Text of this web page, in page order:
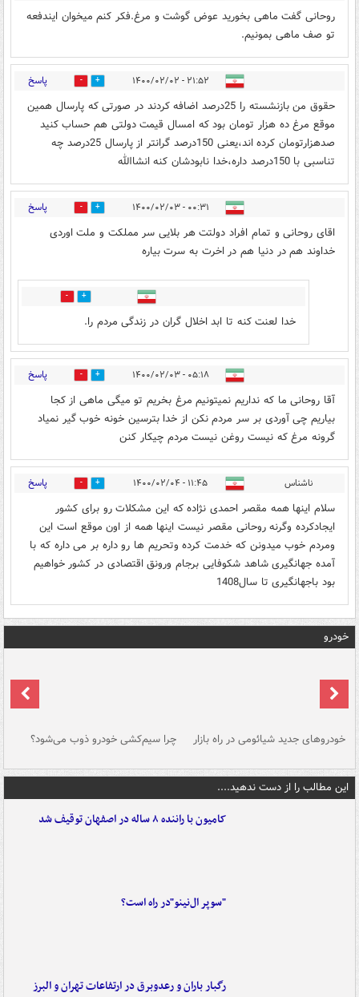
روحانی گفت ماهی بخورید عوض گوشت و مرغ.فکر کنم میخوان ایندفعه
تو صف ماهی بمونیم.
۲۱:۵۲ - ۱۴۰۰/۰۲/۰۲ 0 پاسخ
حقوق من بازنشسته را 25درصد اضافه کردند در صورتی که پارسال همین
موقع مرغ ده هزار تومان بود که امسال قیمت دولتی هم حساب کنید
صدهزارتومان کرده اند،یعنی 150درصد گرانتر از پارسال 25درصد چه
تناسبی با 150درصد داره،خدا نابودشان کنه انشاالله
۰۰:۳۱ - ۱۴۰۰/۰۲/۰۳ 6 پاسخ
اقای روحانی و تمام افراد دولتت هر بلایی سر مملکت و ملت اوردی
خداوند هم در دنیا هم در اخرت به سرت بیاره
0
خدا لعنت کنه تا ابد اخلال گران در زندگی مردم را.
۰۵:۱۸ - ۱۴۰۰/۰۲/۰۳ 0 پاسخ
آقا روحانی ما که نداریم نمیتونیم مرغ بخریم تو میگی ماهی از کجا
بیاریم چی آوردی بر سر مردم نکن از خدا بترسین خونه خوب گیر نمیاد
گرونه مرغ که نیست روغن نیست مردم چیکار کنن
ناشناس ۱۱:۴۵ - ۱۴۰۰/۰۲/۰۴ 0 پاسخ
سلام اینها همه مقصر احمدی نژاده که این مشکلات رو برای کشور
ایجادکرده وگرنه روحانی مقصر نیست اینها همه از اون موقع است این
ومردم خوب میدونن که خدمت کرده وتحریم ها رو داره بر می داره که با
آمده جهانگیری شاهد شکوفایی برجام ورونق اقتصادی در کشور خواهیم
بود باجهانگیری تا سال1408
خودرو
خودروهای جدید شیائومی در راه بازار چرا سیم‌کشی خودرو ذوب می‌شود؟
این مطالب را از دست ندهید....
کامیون با راننده ۸ ساله در اصفهان توقیف شد
"سوپر ال‌نینو"در راه است؟
رگبار باران و رعدوبرق در ارتفاعات تهران و البرز